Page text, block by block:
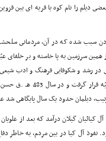
دیلم را نام کوه یا قریه اى بین
سبب شده که در آن، مردمانى
همین سرزمین به پا خاسته و بر
رشد و شکوفایى فرهنگ و ادب شیعى
بعضى از سران قوم،
دیلمان حدود یک سال پایگاهى شد
گیلان درآمد که بعد از علویان
نفوذ آل کیا در بین مردم، به خاطر